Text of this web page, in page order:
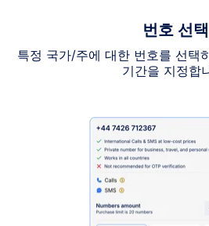
번호 선택
특정 국가/주에 대한 번호를 선택
기간을 지정합